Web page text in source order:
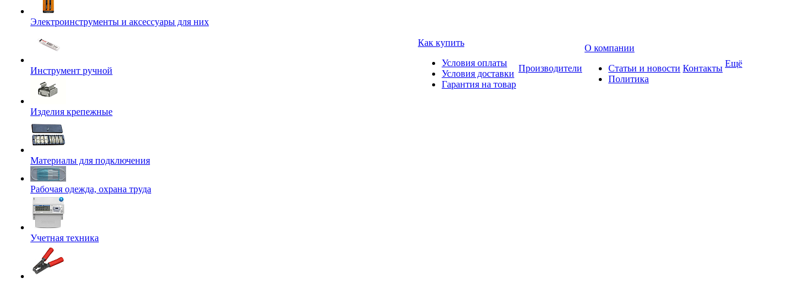
Электроинструменты и аксессуары для них
Инструмент ручной
Изделия крепежные
Материалы для подключения
Рабочая одежда, охрана труда
Учетная техника
Как купить
Условия оплаты
Условия доставки
Гарантия на товар
Производители
О компании
Статьи и новости
Политика
Контакты Ещё